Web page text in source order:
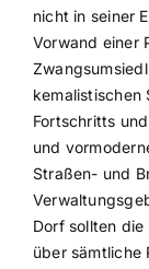
nicht in seiner
Vorwand einer
kemalistischen
Fortschritts
und
Straßen- und
Dorf sollten
über sämtliche